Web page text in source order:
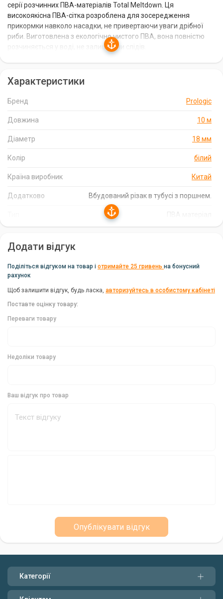
серії розчинних ПВА-матеріалів Total Meltdown. Ця
високоякісна ПВА-сітка розроблена для зосередження
прикормки навколо насадки, не привертаючи уваги дрібної
риби. Виготовлена з екологічно чистого ПВА, вона повністю
розчиняється у воді, не залишаючи слідів.
точно доставляти прикормку до місця лову, не розсипаючи її
маскування у воді, не відлякуючи обережну рибу.
Міцність і надійність:
Товстостінні ПВА-сітки Prologic TM
забезпечуючи стабільність і міцність.
Зручність використання:Компактний набір постачається в
герметичному пластиковому тубусі для зручного
транспортування та зберігання. Вбудований різак у
Характеристики Prologic TM PVA Heavy Mesh
Kit:
Довжина: 10 м
Діаметр: 18 мм
Колір: білий
Герметичний пластиковий тубус для зберігання та
продуктивною та захоплюючою.
Характеристики
Бренд Prologic
Довжина 10 м
Діаметр 18 мм
Колір білий
Країна виробник Китай
Додатково Вбудований різак в тубусі з поршнем.
Додати відгук
Поділіться відгуком на товар і отримайте 25 гривень на бонусний
рахунок
Щоб залишити відгук, будь ласка, авторизуйтесь в особистому кабінеті
Поставте оцінку товару:
Переваги товару
Недоліки товару
Ваш відгук про товар
Опублікувати відгук
Категорії